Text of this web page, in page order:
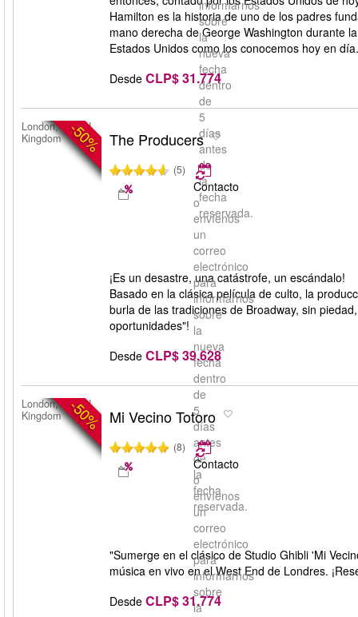
informarnos
sobre
la
nueva
fecha
dentro
de
5
días
antes
de
la
fecha
reservada.
Hamilton es la historia de uno de los padres
mano derecha de George Washington durante
Estados Unidos como los conocemos hoy en
Desde CLP$ 31.774
-50%
London, United
Kingdom
The Producers
(5)
Contacto
o
envíenos
un
correo
electrónico
para
informarnos
sobre
la
nueva
fecha
dentro
de
5
días
antes
de
la
fecha
reservada.
¡Es un desastre, una catástrofe, un escándalo!
Basado en la clásica película de culto, la
burla de las tradiciones de Broadway, sin
oportunidades"!
Desde CLP$ 39.628
-50%
London, United
Kingdom
Mi Vecino Totoro
(8)
Contacto
o
envíenos
un
correo
electrónico
para
informarnos
sobre
la
"Sumerge en el clásico de Studio Ghibli 'Mi
música en vivo en el West End de Londres.
Desde CLP$ 31.774